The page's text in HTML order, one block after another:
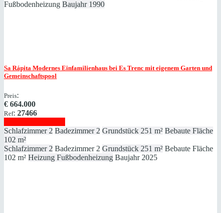
Fußbodenheizung Baujahr 1990
Sa Rápita Modernes Einfamilienhaus bei Es Trenc mit eigenem Garten und
Gemeinschaftspool
Preis:
€ 664.000
Ref: 27466
Schlafzimmer 2 Badezimmer 2 Grundstück 251 m² Bebaute Fläche
102 m²
Schlafzimmer 2 Badezimmer 2 Grundstück 251 m² Bebaute Fläche
102 m² Heizung Fußbodenheizung Baujahr 2025